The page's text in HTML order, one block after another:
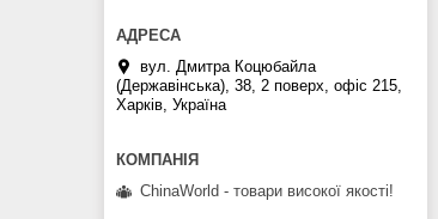
вул. Дмитра Коцюбайла
(Державінська), 38, 2 поверх, офіс 215,
Харків, Україна
ChinaWorld - товари високої якості!